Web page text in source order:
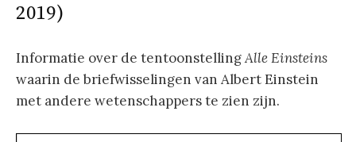
2019)
Informatie over de tentoonstellingAlle Einsteins
waarin de briefwisselingen van Albert Einstein
met andere wetenschappers te zien zijn.